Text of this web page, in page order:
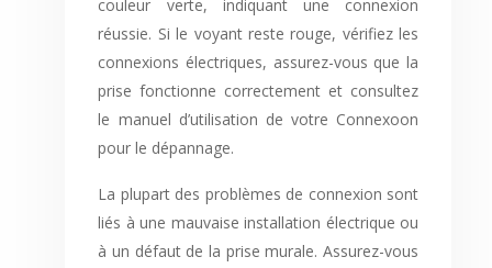
couleur verte, indiquant une connexion
réussie. Si le voyant reste rouge, vérifiez les
connexions électriques, assurez-vous que la
prise fonctionne correctement et consultez
le manuel d’utilisation de votre Connexoon
pour le dépannage.
La plupart des problèmes de connexion sont
liés à une mauvaise installation électrique ou
à un défaut de la prise murale. Assurez-vous